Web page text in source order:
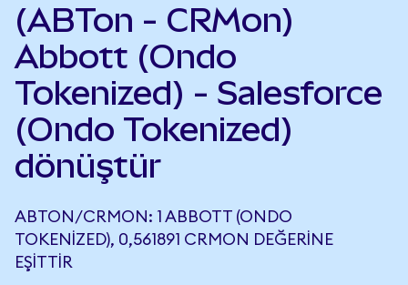
(ABTon - CRMon)
Abbott (Ondo
Tokenized) - Salesforce
(Ondo Tokenized)
dönüştür
ABTON/CRMON: 1 ABBOTT (ONDO
TOKENIZED), 0,561891 CRMON DEĞERINE
EŞITTIR